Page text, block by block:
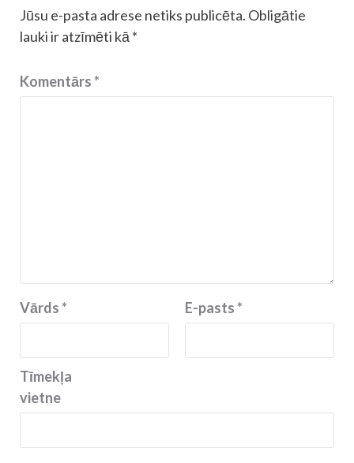
Jūsu e-pasta adrese netiks publicēta. Obligātie
lauki ir atzīmēti kā *
Komentārs*
Vārds* E-pasts*
Tīmekļa
vietne